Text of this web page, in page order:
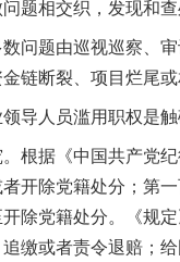
题相交织，发现和查
题由巡视巡察、审
链断裂、项目烂尾
人员滥用职权是触
据《中国共产党纪
开除党籍处分；第
除党籍处分。《规
缴或者责令退赔；